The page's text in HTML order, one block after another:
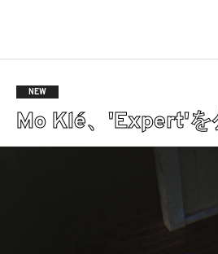
NEW
Mo Klé、'Expert'を